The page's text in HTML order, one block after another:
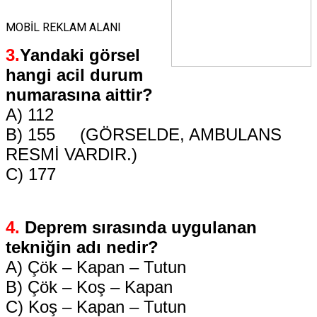
MOBİL REKLAM ALANI
3.Yandaki görsel
hangi acil durum
numarasına aittir?
A) 112
B) 155 (GÖRSELDE, AMBULANS
RESMİ VARDIR.)
C) 177
4. Deprem sırasında uygulanan
tekniğin adı nedir?
A) Çök – Kapan – Tutun
B) Çök – Koş – Kapan
C) Koş – Kapan – Tutun